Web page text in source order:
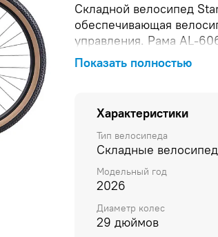
Складной велосипед
обеспечивающая
управления. Рама AL-
наработок от команды
относится удачное
Tektro MD-M280
том месте и в то время,
Высокотехнологичные
позволяют с
покрытиях. Крепкие,
масляной вилкой Grinz
нагрузкой и
Показать полностью
Характеристики
Тип велосипеда
Складные
Модельный год
2026
Диаметр колес
29 дюймов